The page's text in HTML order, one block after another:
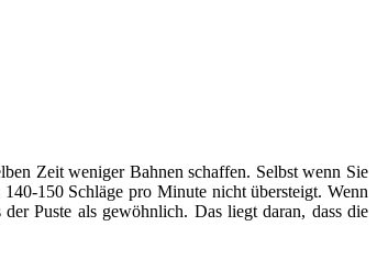
Zeit weniger Bahnen schaffen. Selbst wenn Sie
150 Schläge pro Minute nicht übersteigt. Wenn
Puste als gewöhnlich. Das liegt daran, dass die